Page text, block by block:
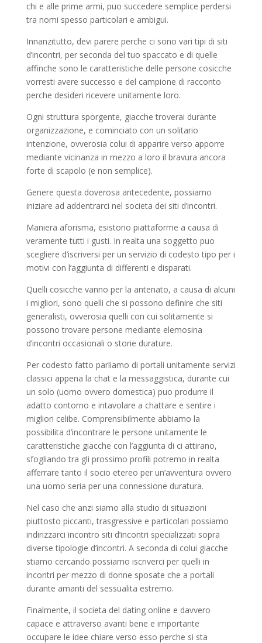
chi e alle prime armi, puo succedere semplice perdersi
tra nomi spesso particolari e ambigui.
Innanzitutto, devi parere perche ci sono vari tipi di siti
d’incontri, per seconda del tuo spaccato e di quelle
affinche sono le caratteristiche delle persone cosicche
vorresti avere successo e del campione di racconto
perche desideri ricevere unitamente loro.
Ogni struttura sporgente, giacche troverai durante
organizzazione, e cominciato con un solitario
intenzione, ovverosia colui di apparire verso apporre
mediante vicinanza in mezzo a loro il bravura ancora
forte di scapolo (e non semplice).
Genere questa doverosa antecedente, possiamo
iniziare ad addentrarci nel societa dei siti d’incontri.
Maniera aforisma, esistono piattaforme a causa di
veramente tutti i gusti. In realta una soggetto puo
scegliere d’iscriversi per un servizio di codesto tipo per i
motivi con l’aggiunta di differenti e disparati.
Quelli cosicche vanno per la antenato, a causa di alcuni
i migliori, sono quelli che si possono definire che siti
generalisti, ovverosia quelli con cui solitamente si
possono trovare persone mediante elemosina
d’incontri occasionali o storie durature.
Per codesto fatto parliamo di portali unitamente servizi
classici appena la chat e la messaggistica, durante cui
un solo (uomo ovvero domestica) puo produrre il
adatto contorno e intavolare a chattare e sentire i
migliori celibe. Comprensibilmente abbiamo la
possibilita d’incontrare le persone unitamente le
caratteristiche giacche con l’aggiunta di ci attirano,
sfogliando tra gli prossimo profili potremo in realta
afferrare tanto il socio etereo per un’avventura ovvero
una uomo seria per una connessione duratura.
Nel caso che anzi siamo alla studio di situazioni
piuttosto piccanti, trasgressive e particolari possiamo
indirizzarci incontro siti d’incontri specializzati sopra
diverse tipologie d’incontri. A seconda di colui giacche
stiamo cercando possiamo iscriverci per quelli in
incontri per mezzo di donne sposate che a portali
durante amanti del sessualita estremo.
Finalmente, il societa del dating online e davvero
capace e attraverso avanti bene e importante
occupare le idee chiare verso esso perche si sta